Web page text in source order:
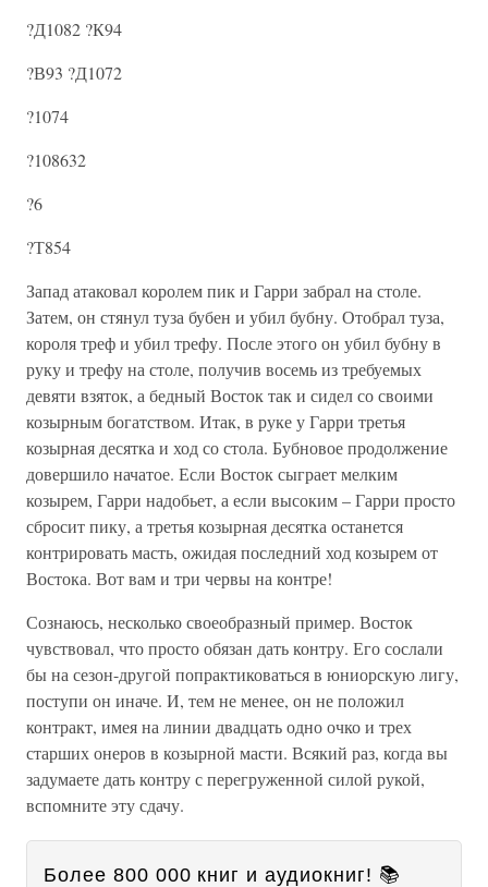
?Д1082 ?К94
?В93 ?Д1072
?1074
?108632
?6
?Т854
Запад атаковал королем пик и Гарри забрал на столе.
Затем, он стянул туза бубен и убил бубну. Отобрал туза,
короля треф и убил трефу. После этого он убил бубну в
руку и трефу на столе, получив восемь из требуемых
девяти взяток, а бедный Восток так и сидел со своими
козырным богатством. Итак, в руке у Гарри третья
козырная десятка и ход со стола. Бубновое продолжение
довершило начатое. Если Восток сыграет мелким
козырем, Гарри надобьет, а если высоким – Гарри просто
сбросит пику, а третья козырная десятка останется
контрировать масть, ожидая последний ход козырем от
Востока. Вот вам и три червы на контре!
Сознаюсь, несколько своеобразный пример. Восток
чувствовал, что просто обязан дать контру. Его сослали
бы на сезон-другой попрактиковаться в юниорскую лигу,
поступи он иначе. И, тем не менее, он не положил
контракт, имея на линии двадцать одно очко и трех
старших онеров в козырной масти. Всякий раз, когда вы
задумаете дать контру с перегруженной силой рукой,
вспомните эту сдачу.
Более 800 000 книг и аудиокниг! 📚